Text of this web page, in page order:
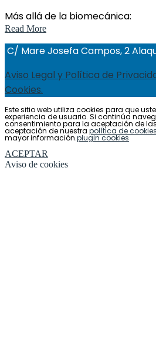
Más allá de la biomecánica:
Read More
C/ Mare Josefa Campos, 2
Aviso Legal y Política de
Cookies.
Este sitio web utiliza cookies para que
experiencia de usuario. Si continúa
consentimiento para la aceptación de
aceptación de nuestra política de cookies
mayor información.plugin cookies
ACEPTAR
Aviso de cookies